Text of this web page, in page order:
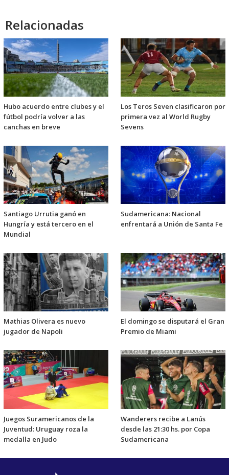
Relacionadas
Hubo acuerdo entre clubes y el
fútbol podría volver a las
canchas en breve
Los Teros Seven clasificaron por
primera vez al World Rugby
Sevens
Santiago Urrutia ganó en
Hungría y está tercero en el
Mundial
Sudamericana: Nacional
enfrentará a Unión de Santa Fe
Mathias Olivera es nuevo
jugador de Napoli
El domingo se disputará el Gran
Premio de Miami
Juegos Suramericanos de la
Juventud: Uruguay roza la
medalla en Judo
Wanderers recibe a Lanús
desde las 21:30 hs. por Copa
Sudamericana